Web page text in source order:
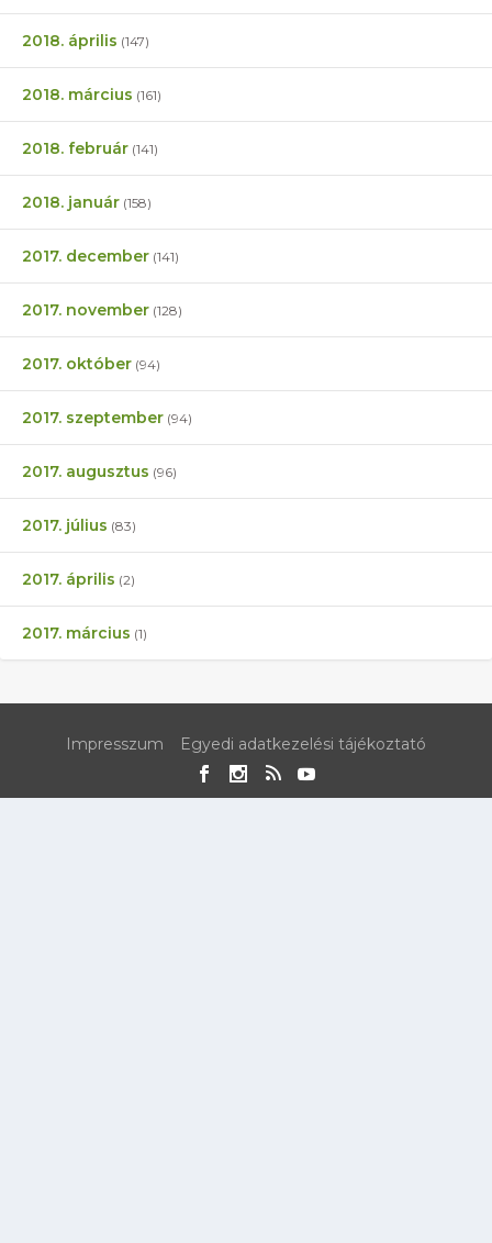
2018. április (147)
2018. március (161)
2018. február (141)
2018. január (158)
2017. december (141)
2017. november (128)
2017. október (94)
2017. szeptember (94)
2017. augusztus (96)
2017. július (83)
2017. április (2)
2017. március (1)
Impresszum Egyedi adatkezelési tájékoztató